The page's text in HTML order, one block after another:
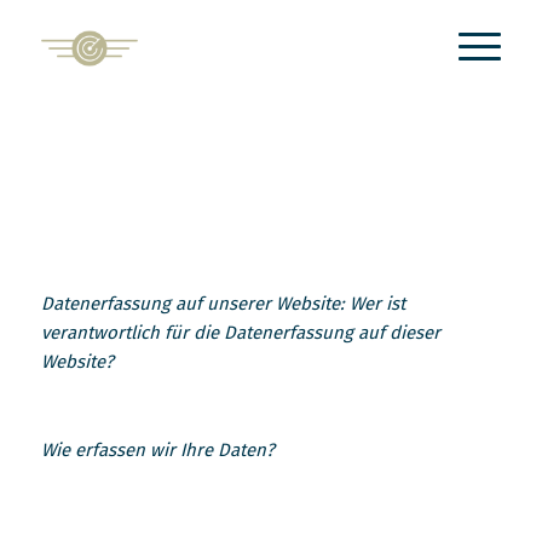
Datenerfassung auf unserer Website: Wer ist
verantwortlich für die Datenerfassung auf dieser
Website?
Wie erfassen wir Ihre Daten?